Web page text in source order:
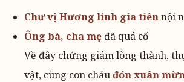
Chư vị Hương linh gia tiênnội
Ông bà, cha mẹ đã quá cố
Về đây chứng giám lòng thành,
vật, cùng con cháuđón xuân